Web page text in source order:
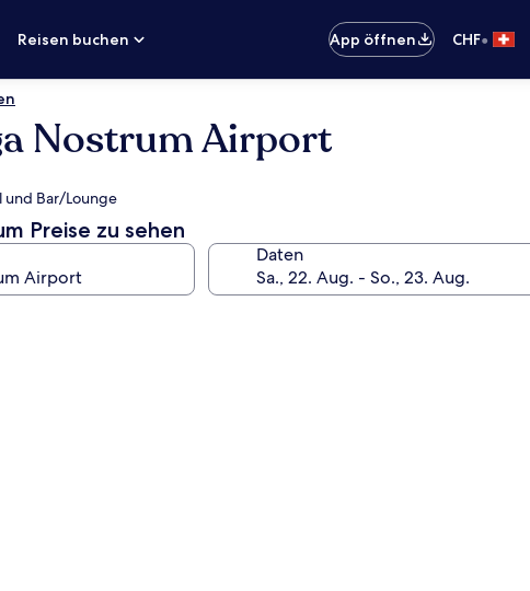
Reisen buchen
App öffnen CHF•
Nostrum Airport
und Bar/Lounge
Preise zu sehen
Daten